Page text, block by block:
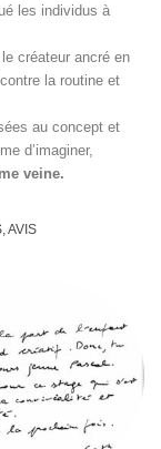
les individus à
créateur ancré en
la routine et
au concept et
d’imaginer,
veine.
AVIS